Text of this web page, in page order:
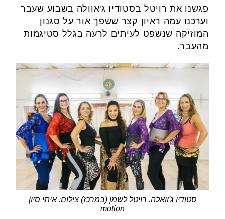
פגשנו את רויטל בסטודיו ג'אוולה בשבוע שעבר
וערכנו עמה ראיון קצר ששפך אור על סגנון
המוזיקה שנשפט לעיתים לרעה בגלל סטיגמות
מהעבר.
סטודיו ג'וואלה. רויטל לשמן (במרכז) צילום: איתי סיון
motion